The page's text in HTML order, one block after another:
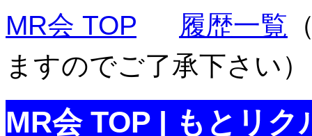
MR会 TOP 履歴一覧
ますのでご了承下さい）
MR会 TOP | もとリ